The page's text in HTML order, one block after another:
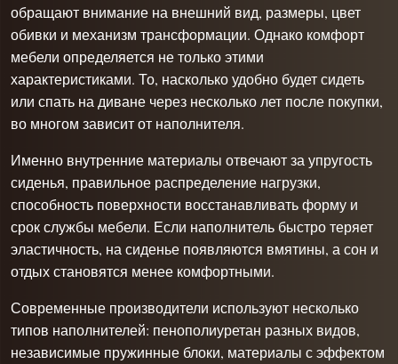
обращают внимание на внешний вид, размеры, цвет
обивки и механизм трансформации. Однако комфорт
мебели определяется не только этими
характеристиками. То, насколько удобно будет сидеть
или спать на диване через несколько лет после покупки,
во многом зависит от наполнителя.
Именно внутренние материалы отвечают за упругость
сиденья, правильное распределение нагрузки,
способность поверхности восстанавливать форму и
срок службы мебели. Если наполнитель быстро теряет
эластичность, на сиденье появляются вмятины, а сон и
отдых становятся менее комфортными.
Современные производители используют несколько
типов наполнителей: пенополиуретан разных видов,
независимые пружинные блоки, материалы с эффектом